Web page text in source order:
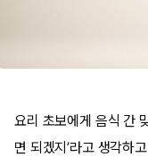
요리 초보에게 음식 간
면 되겠지’라고 생각하